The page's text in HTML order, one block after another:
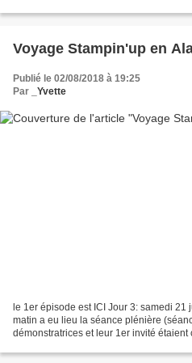
Voyage Stampin'up en
Publié le 02/08/2018 à 19:25
Par
_Yvette
le 1er épisode est ICI Jour 3: samedi 21
matin a eu lieu la séance plénière
démonstratrices et leur 1er invité